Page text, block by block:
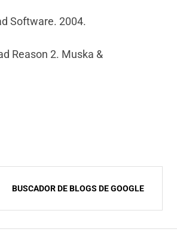
Software. 2004.
Reason 2. Muska &
BUSCADOR DE BLOGS DE GOOGLE